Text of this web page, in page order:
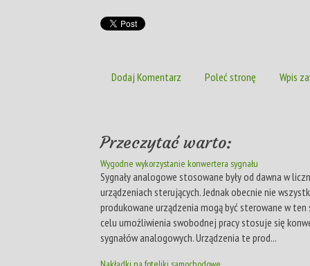
Dodaj Komentarz Poleć stronę Wpis
Przeczytać warto:
Wygodne wykorzystanie konwertera sygnału
Sygnały analogowe stosowane były od dawna w
urządzeniach sterujących. Jednak obecnie nie
produkowane urządzenia mogą być sterowane w ten
celu umożliwienia swobodnej pracy stosuje się
sygnałów analogowych. Urządzenia te prod...